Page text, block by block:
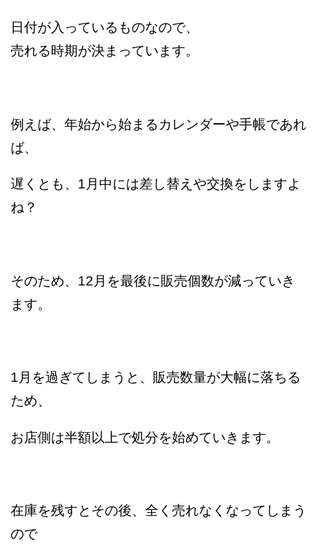
日付が入っているものなので、
売れる時期が決まっています。
例えば、年始から始まるカレンダーや手帳であれ
ば、
遅くとも、1月中には差し替えや交換をしますよ
ね？
そのため、12月を最後に販売個数が減っていき
ます。
1月を過ぎてしまうと、販売数量が大幅に落ちる
ため、
お店側は半額以上で処分を始めていきます。
在庫を残すとその後、全く売れなくなってしまう
ので